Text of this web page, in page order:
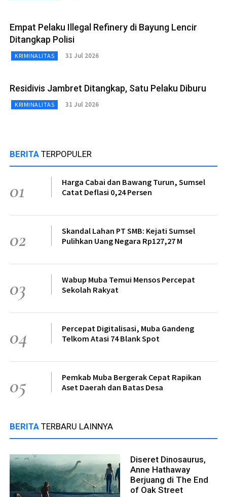
Empat Pelaku Illegal Refinery di Bayung Lencir
Ditangkap Polisi
KRIMINALITAS 31 Jul 2026
Residivis Jambret Ditangkap, Satu Pelaku Diburu
KRIMINALITAS 31 Jul 2026
BERITA TERPOPULER
01
Harga Cabai dan Bawang Turun, Sumsel
Catat Deflasi 0,24 Persen
02
Skandal Lahan PT SMB: Kejati Sumsel
Pulihkan Uang Negara Rp127,27 M
03
Wabup Muba Temui Mensos Percepat
Sekolah Rakyat
04
Percepat Digitalisasi, Muba Gandeng
Telkom Atasi 74 Blank Spot
05
Pemkab Muba Bergerak Cepat Rapikan
Aset Daerah dan Batas Desa
BERITA TERBARU LAINNYA
Diseret Dinosaurus,
Anne Hathaway
Berjuang di The End
of Oak Street